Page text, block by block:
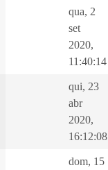
qua, 2
set
2020,
11:40:14
qui, 23
abr
2020,
16:12:08
dom, 15